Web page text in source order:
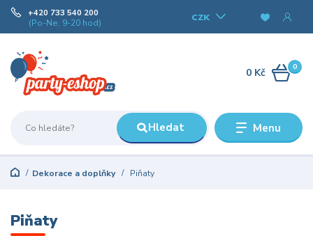
Menu
CZK
Hledat
+420 733 540 200
(Po-Ne, 9-20 hod)
0
0 Kč
Dekorace a doplňky Piňaty
Piňaty